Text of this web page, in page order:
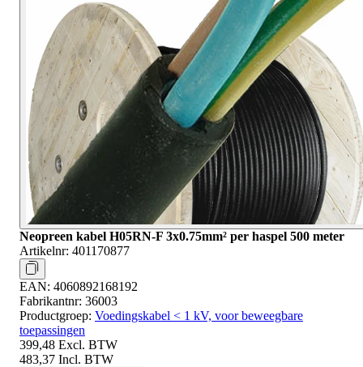
Neopreen kabel H05RN-F 3x0.75mm² per haspel 500 meter
Artikelnr: 401170877
EAN: 4060892168192
Fabrikantnr: 36003
Productgroep: Voedingskabel < 1 kV, voor beweegbare
toepassingen
399,48 Excl. BTW
483,37 Incl. BTW